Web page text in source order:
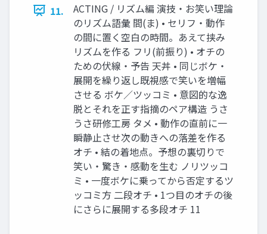
11.
ACTING / リズム編 演技・お笑い理論
のリズム語彙 間(ま) • セリフ・動作
の間に置く空白の時間。あえて挟み
リズムを作る フリ(前振り) • オチの
ための伏線・予告 天丼 • 同じボケ・
展開を繰り返し既視感で笑いを増幅
させる ボケ／ツッコミ • 意図的な逸
脱とそれを正す指摘のペア構造 うさ
うさ研修工房 タメ • 動作の直前に一
瞬静止させ次の動きへの落差を作る
オチ • 結の着地点。予想の裏切りで
笑い・驚き・感動を生む ノリツッコ
ミ • 一度ボケに乗ってから否定するツ
ッコミ方 二段オチ • 1つ目のオチの後
にさらに展開する多段オチ 11